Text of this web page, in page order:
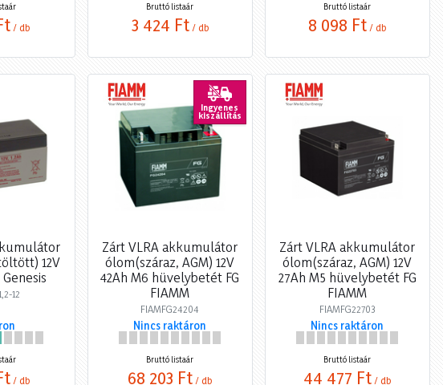
/ db
Bruttó listaár
3 424 Ft / db
Bruttó listaár
8 098 Ft / db
12V
Genesis
12
/ db
Ingyenes
kiszállítás
Zárt VLRA akkumulátor
ólom(száraz, AGM) 12V
42Ah M6 hüvelybetét FG
FIAMM
FIAMFG24204
Nincs raktáron
Bruttó listaár
68 203 Ft / db
Zárt VLRA akkumulátor
ólom(száraz, AGM) 12V
27Ah M5 hüvelybetét FG
FIAMM
FIAMFG22703
Nincs raktáron
Bruttó listaár
44 477 Ft / db